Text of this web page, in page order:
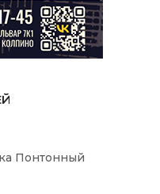
Понтонный